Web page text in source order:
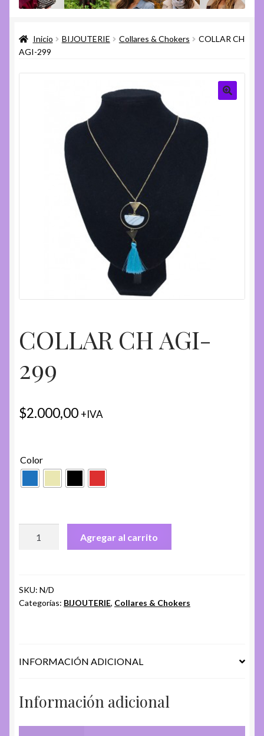
menú
menú
Ayuda
menú
hijo
Inicio BIJOUTERIE Collares & Chokers
COLLAR CH
AGI-299
COLLAR CH AGI-
299
$2.000,00 +IVA
Color
cantidad
Agregar al carrito
SKU: N/D
Categorías: BIJOUTERIE, Collares & Chokers
INFORMACIÓN ADICIONAL
Información adicional